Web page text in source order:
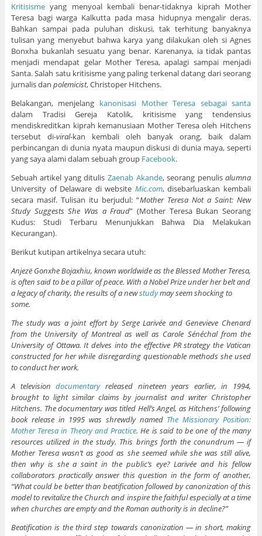
Kritisismeyang menyoal kembali benar-tidaknya kiprah Mother
Teresa bagi warga Kalkutta pada masa hidupnya mengalir deras.
Bahkan sampai pada puluhan diskusi, tak terhitung banyaknya
tulisan yang menyebut bahwa karya yang dilakukan oleh si Agnes
Bonxha bukanlah sesuatu yang benar. Karenanya, ia tidak pantas
menjadi mendapat gelar Mother Teresa, apalagi sampai menjadi
Santa. Salah satu kritisisme yang paling terkenal datang dari seorang
jurnalis dan polemicist, Christoper Hitchens.
Belakangan, menjelang kanonisasi Mother Teresa sebagai santa
dalam Tradisi Gereja Katolik, kritisisme yang tendensius
mendiskreditkan kiprah kemanusiaan Mother Teresa oleh Hitchens
tersebut di-viral-kan kembali oleh banyak orang, baik dalam
perbincangan di dunia nyata maupun diskusi di dunia maya, seperti
yang saya alami dalam sebuah group Facebook.
Sebuah artikel yang ditulis Zaenab Akande, seorang penulisalumna
University of Delaware di website Mic.com, disebarluaskan kembali
secara masif. Tulisan itu berjudul: “Mother Teresa Not a Saint: New
Study Suggests She Was a Fraud” (Mother Teresa Bukan Seorang
Kudus: Studi Terbaru Menunjukkan Bahwa Dia Melakukan
Kecurangan).
Berikut kutipan artikelnya secara utuh:
Anjezë Gonxhe Bojaxhiu, known worldwide as the Blessed Mother Teresa,
is often said to be a pillar of peace. With a Nobel Prize under her belt and
a legacy of charity, the results of a newstudymay seem shocking to
some.
The study was a joint effort by Serge Larivée and Genevieve Chenard
from the University of Montreal as well as Carole Sénéchal from the
University of Ottawa. It delves into the effective PR strategy the Vatican
constructed for her while disregarding questionable methods she used
to conduct her work.
A televisiondocumentaryreleased nineteen years earlier, in 1994,
brought to light similar claims by journalist and writer Christopher
Hitchens. The documentary was titled Hell’s Angel, as Hitchens’ following
book release in 1995 was shrewdly named The Missionary Position:
Mother Teresa in Theory and Practice. He is said to be one of the many
resources utilized in the study. This brings forth the conundrum — if
Mother Teresa wasn’t as good as she seemed while she was still alive,
then why is she a saint in the public’s eye? Larivée and his fellow
collaborators practically answer this question in the form of another,
“What could be better than beatification followed by canonization of this
model to revitalize the Church and inspire the faithful especially at a time
when churches are empty and the Roman authority is in decline?”
Beatification is the third step towards canonization — in short, making